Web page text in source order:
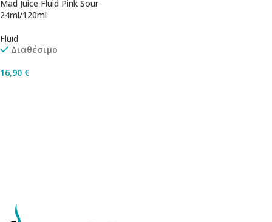
Mad Juice Fluid Pink Sour
24ml/120ml
Fluid
Διαθέσιμο
16,90 €